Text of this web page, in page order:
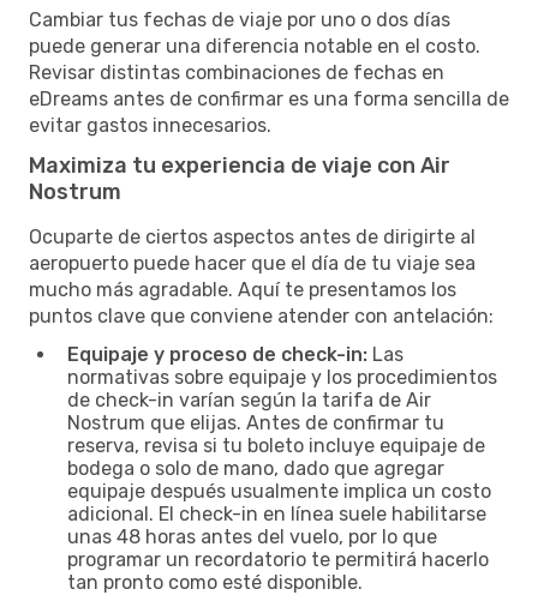
Cambiar tus fechas de viaje por uno o dos días
puede generar una diferencia notable en el costo.
Revisar distintas combinaciones de fechas en
eDreams antes de confirmar es una forma sencilla de
evitar gastos innecesarios.
Maximiza tu experiencia de viaje con Air
Nostrum
Ocuparte de ciertos aspectos antes de dirigirte al
aeropuerto puede hacer que el día de tu viaje sea
mucho más agradable. Aquí te presentamos los
puntos clave que conviene atender con antelación:
Equipaje y proceso de check-in: Las
normativas sobre equipaje y los procedimientos
de check-in varían según la tarifa de Air
Nostrum que elijas. Antes de confirmar tu
reserva, revisa si tu boleto incluye equipaje de
bodega o solo de mano, dado que agregar
equipaje después usualmente implica un costo
adicional. El check-in en línea suele habilitarse
unas 48 horas antes del vuelo, por lo que
programar un recordatorio te permitirá hacerlo
tan pronto como esté disponible.